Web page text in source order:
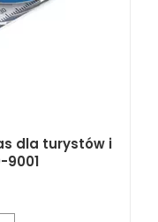
dla turystów i
9001